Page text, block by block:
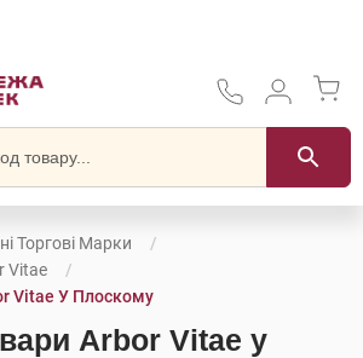
Торгові Марки
Vitae
Vitae У Плоскому
Arbor Vitae у